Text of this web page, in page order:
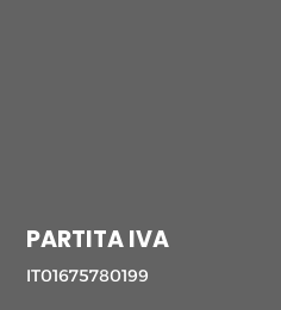
PARTITA IVA
IT01675780199